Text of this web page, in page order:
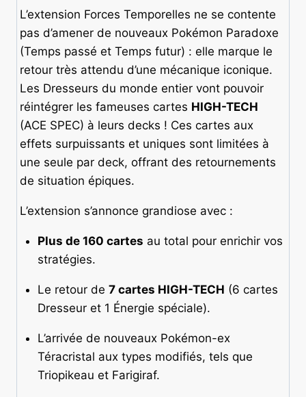
L’extension Forces Temporelles ne se contente
pas d’amener de nouveaux Pokémon Paradoxe
(Temps passé et Temps futur) : elle marque le
retour très attendu d’une mécanique iconique.
Les Dresseurs du monde entier vont pouvoir
réintégrer les fameuses cartes HIGH-TECH
(ACE SPEC) à leurs decks ! Ces cartes aux
effets surpuissants et uniques sont limitées à
une seule par deck, offrant des retournements
de situation épiques.
L’extension s’annonce grandiose avec :
Plus de 160 cartes au total pour enrichir vos
stratégies.
Le retour de 7 cartes HIGH-TECH (6 cartes
Dresseur et 1 Énergie spéciale).
L’arrivée de nouveaux Pokémon-ex
Téracristal aux types modifiés, tels que
Triopikeau et Farigiraf.